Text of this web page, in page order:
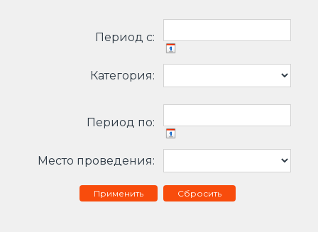
Период c:
Категория:
Период по:
Место проведения:
Сбросить